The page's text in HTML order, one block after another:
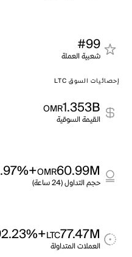
#99
شعبية العملة
إحصائيات السوق LTC
1.353B
OMR
القيمة السوقية
60.99M
OMR
+0.97%
حجم التداول (24 ساعة)
77.47M
LTC
+92.23%
العملات المتداولة